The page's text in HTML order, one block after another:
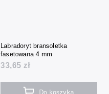
Labradoryt bransoletka
fasetowana 4 mm
33,65 zł
Do koszyka